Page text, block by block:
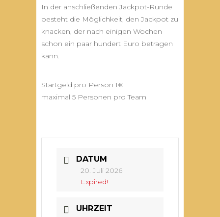
In der anschließenden Jackpot-Runde
besteht die Möglichkeit, den Jackpot zu
knacken, der nach einigen Wochen
schon ein paar hundert Euro betragen
kann.
Startgeld pro Person 1€
maximal 5 Personen pro Team
DATUM
20. Juli 2026
Expired!
UHRZEIT